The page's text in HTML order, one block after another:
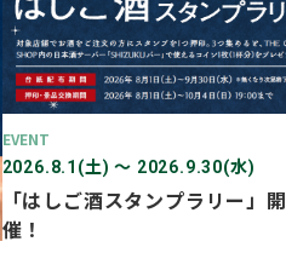
EVENT
2026.8.1(土) 〜 2026.9.30(水)
「はしご酒スタンプラリー」開
催！